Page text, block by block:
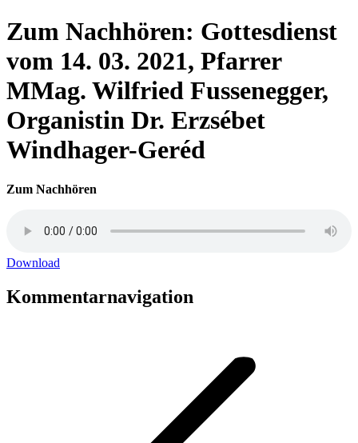
Zum Nachhören: Gottesdienst
vom 14. 03. 2021, Pfarrer
MMag. Wilfried Fussenegger,
Organistin Dr. Erzsébet
Windhager-Geréd
Zum Nachhören
Download
Kommentarnavigation